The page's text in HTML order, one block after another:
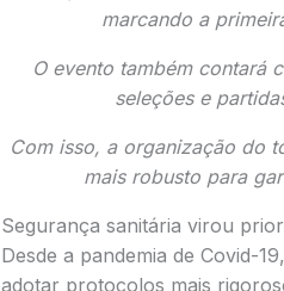
marcando a
O evento também contará
seleções e
Com isso, a organização do
mais robusto para
Segurança sanitária virou
Desde a pandemia de Covid-
adotar protocolos mais